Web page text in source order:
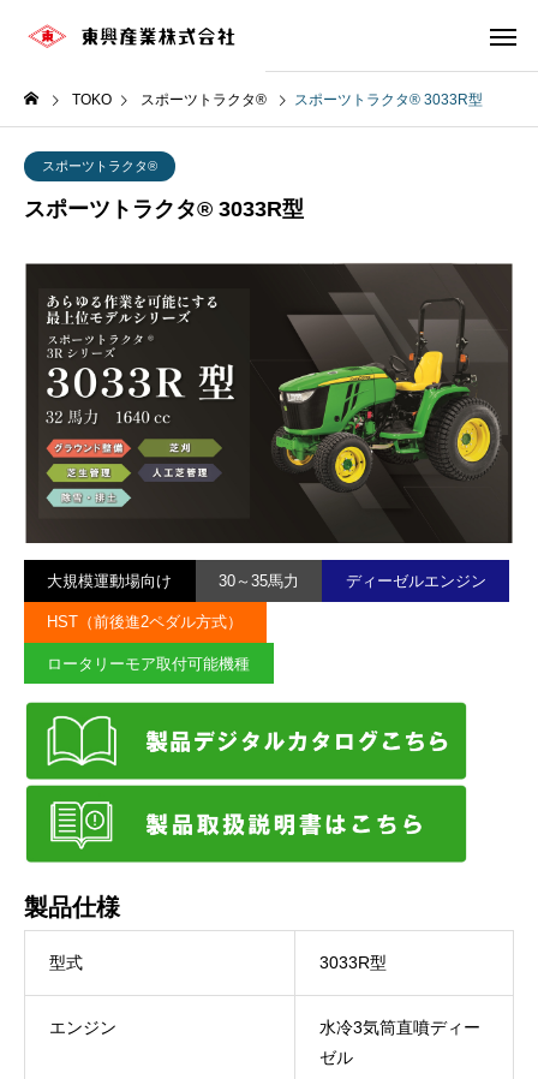
TOKO スポーツトラクタ® スポーツトラクタ® 3033R型
スポーツトラクタ®
スポーツトラクタ® 3033R型
大規模運動場向け 30～35馬力 ディーゼルエンジン
HST（前後進2ペダル方式）
ロータリーモア取付可能機種
製品仕様
型式 3033R型
エンジン
水冷3気筒直噴ディー
ゼル